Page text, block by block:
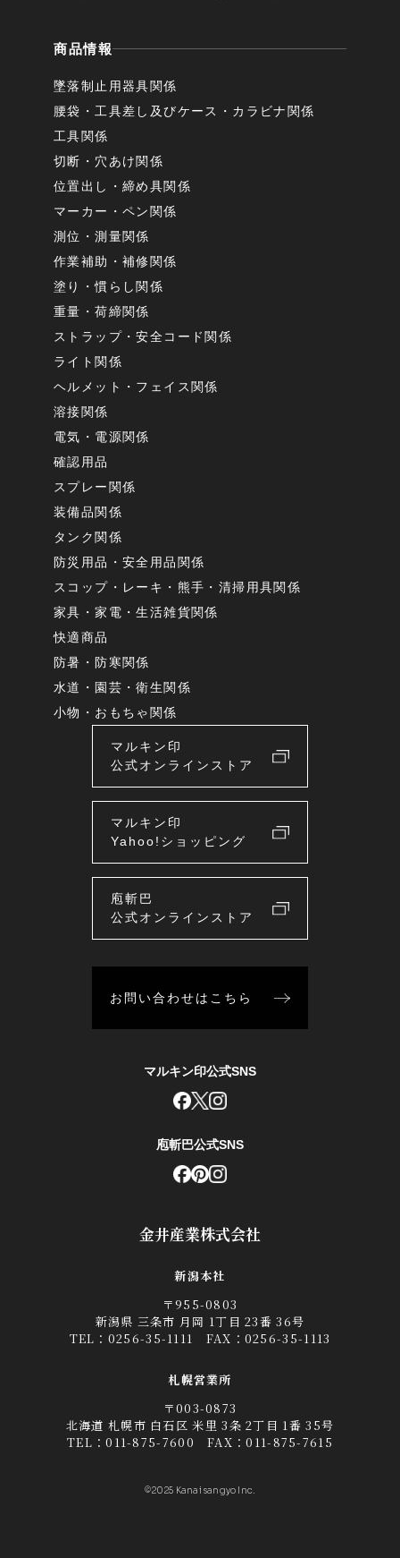
金井産業株式会社
新潟本社
〒955-0803
新潟県 三条市 月岡 1丁目 23番 36号
TEL： 0256-35-1111 FAX：0256-35-1113
札幌営業所
〒003-0873
北海道 札幌市 白石区 米里 3条 2丁目 1番 35号
TEL：011-875-7600 FAX：011-875-7615
©2025 Kanai sangyo Inc.
商品情報
墜落制止用器具関係
腰袋・工具差し及びケース・カラビナ関係
工具関係
切断・穴あけ関係
位置出し・締め具関係
マーカー・ペン関係
測位・測量関係
作業補助・補修関係
塗り・慣らし関係
重量・荷締関係
ストラップ・安全コード関係
ライト関係
ヘルメット・フェイス関係
溶接関係
電気・電源関係
確認用品
スプレー関係
装備品関係
タンク関係
防災用品・安全用品関係
スコップ・レーキ・熊手・清掃用具関係
家具・家電・生活雑貨関係
快適商品
防暑・防寒関係
水道・園芸・衛生関係
小物・おもちゃ関係
マルキン印
公式オンラインストア
マルキン印
Yahoo!ショッピング
庖斬巴
公式オンラインストア
お問い合わせはこちら
マルキン印公式SNS
庖斬巴公式SNS